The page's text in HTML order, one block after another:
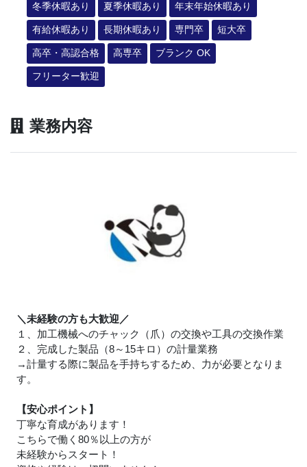
冬季休暇あり 夏季休暇あり 年末年始休暇あり
有給休暇あり 長期休暇あり 専門卒 短大卒
高卒・高認合格 高専卒 ブランク OK
フリーター歓迎
業務内容
＼未経験の方も大歓迎／
１、加工機械へのチャック（爪）の交換や工具の交換作業
２、完成した製品（8～15キロ）の計量業務
→計量する際に製品を手持ちするため、力が必要となりま
す。
【安心ポイント】
丁寧な育成があります！
こちらで働く80％以上の方が
未経験からスタート！